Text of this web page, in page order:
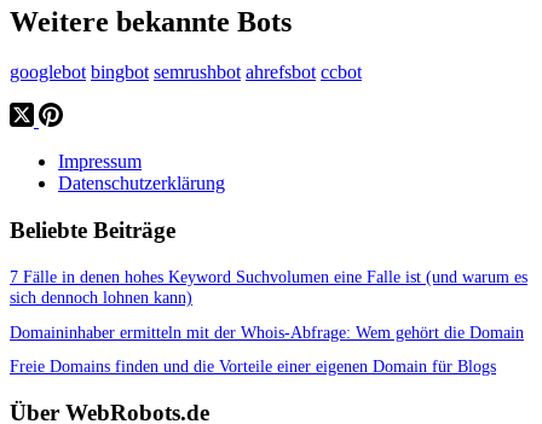
Weitere bekannte Bots
googlebot bingbot semrushbot ahrefsbot ccbot
Impressum
Datenschutzerklärung
Beliebte Beiträge
7 Fälle in denen hohes Keyword Suchvolumen eine Falle ist (und warum es
sich dennoch lohnen kann)
Domaininhaber ermitteln mit der Whois-Abfrage: Wem gehört die Domain
Freie Domains finden und die Vorteile einer eigenen Domain für Blogs
Über WebRobots.de